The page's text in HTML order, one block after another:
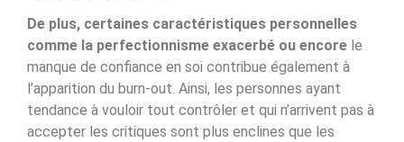
De plus, certaines caractéristiques personnelles
comme la perfectionnisme exacerbé ou encore le
manque de confiance en soi contribue également à
l’apparition du burn-out. Ainsi, les personnes ayant
tendance à vouloir tout contrôler et qui n’arrivent pas à
accepter les critiques sont plus enclines que les